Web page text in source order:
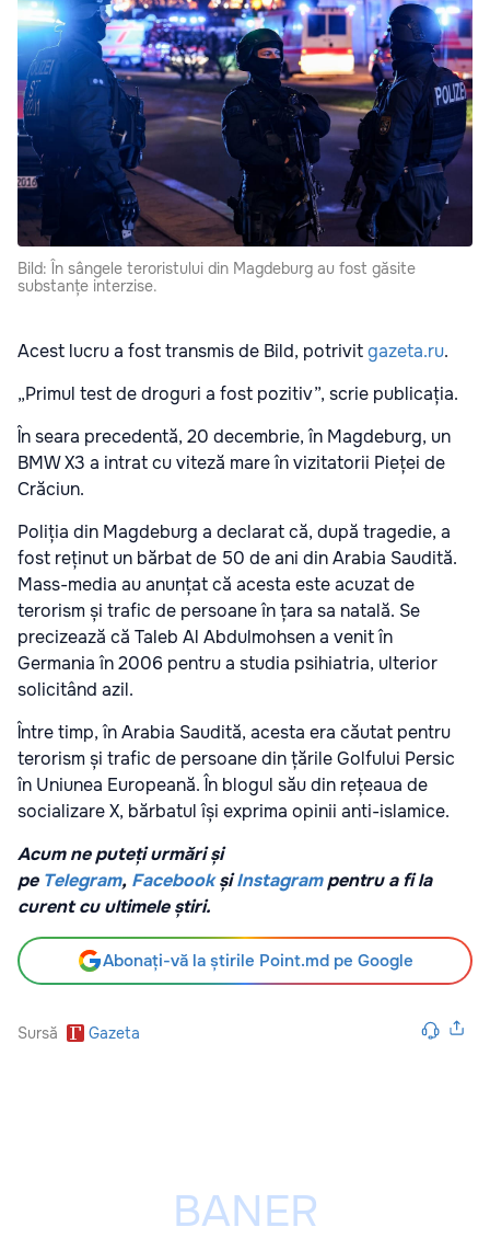
Bild: În sângele teroristului din Magdeburg au fost găsite
substanțe interzise.
Acest lucru a fost transmis de Bild, potrivitgazeta.ru.
„Primul test de droguri a fost pozitiv”, scrie publicația.
În seara precedentă, 20 decembrie, în Magdeburg, un
BMW X3 a intrat cu viteză mare în vizitatorii Pieței de
Crăciun.
Poliția din Magdeburg a declarat că, după tragedie, a
fost reținut un bărbat de 50 de ani din Arabia Saudită.
Mass-media au anunțat că acesta este acuzat de
terorism și trafic de persoane în țara sa natală. Se
precizează că Taleb Al Abdulmohsen a venit în
Germania în 2006 pentru a studia psihiatria, ulterior
solicitând azil.
Între timp, în Arabia Saudită, acesta era căutat pentru
terorism și trafic de persoane din țările Golfului Persic
în Uniunea Europeană. În blogul său din rețeaua de
socializare X, bărbatul își exprima opinii anti-islamice.
Acum ne puteți urmări și
pe Telegram, Facebook șiInstagrampentru a fi la
curent cu ultimele știri.
Abonați-vă la știrile Point.md pe Google
Sursă Gazeta